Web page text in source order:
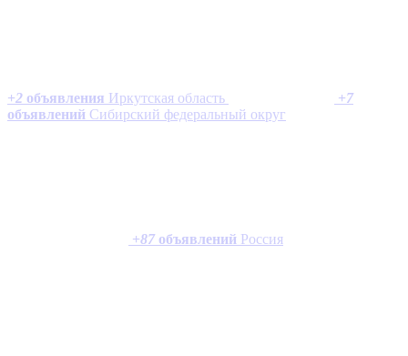
+2 объявления Иркутская область +7
объявлений Сибирский федеральный округ
+87 объявлений Россия